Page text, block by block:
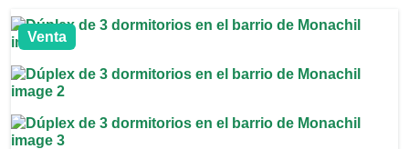
Venta